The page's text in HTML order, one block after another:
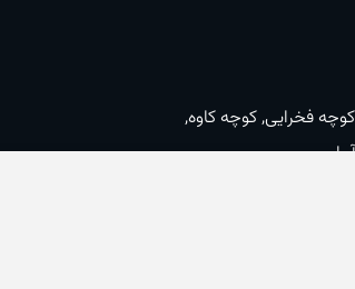
فخرایی, کوچه کاوه,